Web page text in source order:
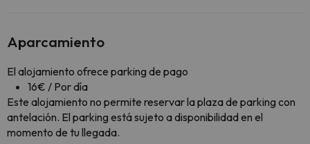
Aparcamiento
El alojamiento ofrece parking de pago
16€ / Por día
Este alojamiento no permite reservar la plaza de parking con
antelación. El parking está sujeto a disponibilidad en el
momento de tu llegada.